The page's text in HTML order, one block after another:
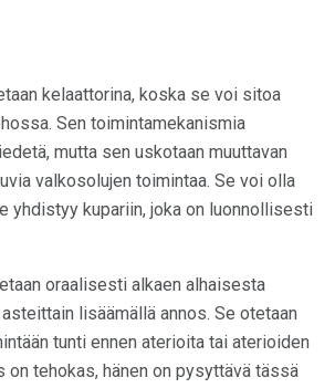
kelaattorina, koska se voi sitoa
Sen toimintamekanismia
mutta sen uskotaan muuttavan
valkosolujen toimintaa. Se voi olla
yhdistyy kupariin, joka on luonnollisesti
oraalisesti alkaen alhaisesta
lisäämällä annos. Se otetaan
tunti ennen aterioita tai aterioiden
on tehokas, hänen on pysyttävä tässä